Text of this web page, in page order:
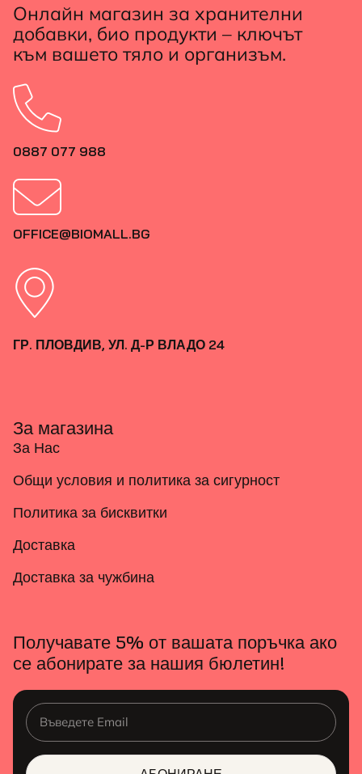
Онлайн магазин за хранителни
добавки, био продукти – ключът
към вашето тяло и организъм.
0887 077 988
OFFICE@BIOMALL.BG
ГР. ПЛОВДИВ, УЛ. Д-Р ВЛАДО 24
За магазина
За Нас
Общи условия и политика за сигурност
Политика за бисквитки
Доставка
Доставка за чужбина
Получавате 5% от вашата поръчка ако
се абонирате за нашия бюлетин!